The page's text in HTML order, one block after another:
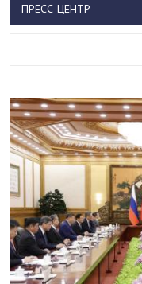
ПРЕСС-ЦЕНТР